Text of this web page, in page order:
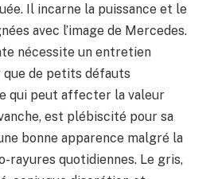
Il incarne la puissance et le
avec l’image de Mercedes.
nécessite un entretien
de petits défauts
qui peut affecter la valeur
est plébiscité pour sa
bonne apparence malgré la
rayures quotidiennes. Le gris,